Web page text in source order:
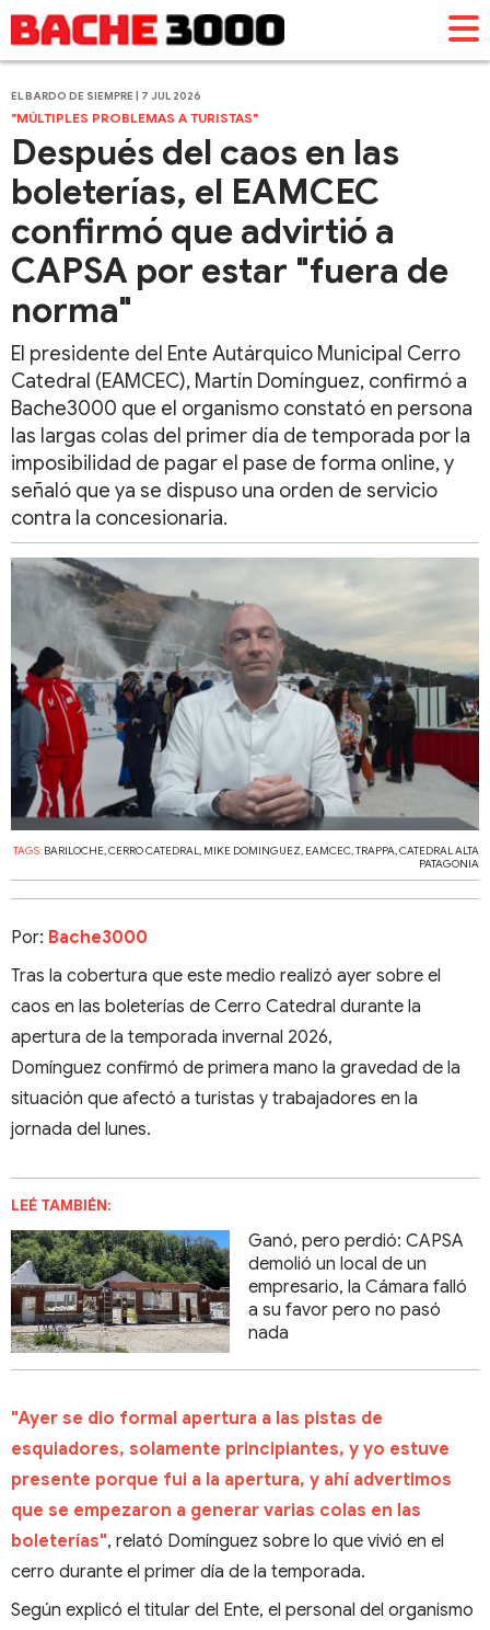
EL BARDO DE SIEMPRE | 7 JUL 2026
"MÚLTIPLES PROBLEMAS A TURISTAS"
Después del caos en las
boleterías, el EAMCEC
confirmó que advirtió a
CAPSA por estar "fuera de
norma"
El presidente del Ente Autárquico Municipal Cerro
Catedral (EAMCEC), Martín Domínguez, confirmó a
Bache3000 que el organismo constató en persona
las largas colas del primer día de temporada por la
imposibilidad de pagar el pase de forma online, y
señaló que ya se dispuso una orden de servicio
contra la concesionaria.
TAGS: BARILOCHE,CERRO CATEDRAL, MIKE DOMINGUEZ, EAMCEC,TRAPPA,CATEDRAL ALTA
PATAGONIA
Por: Bache3000
Tras la cobertura que este medio realizó ayer sobre el
caos en las boleterías de Cerro Catedral durante la
apertura de la temporada invernal 2026,
Domínguez confirmó de primera mano la gravedad de la
situación que afectó a turistas y trabajadores en la
jornada del lunes.
LEÉ TAMBIÉN:
Ganó, pero perdió: CAPSA
demolió un local de un
empresario, la Cámara falló
a su favor pero no pasó
nada
"Ayer se dio formal apertura a las pistas de
esquiadores, solamente principiantes, y yo estuve
presente porque fui a la apertura, y ahí advertimos
que se empezaron a generar varias colas en las
boleterías", relató Domínguez sobre lo que vivió en el
cerro durante el primer día de la temporada.
Según explicó el titular del Ente, el personal del organismo